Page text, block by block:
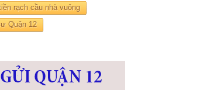
rạch cầu nhà vuông
Quận 12